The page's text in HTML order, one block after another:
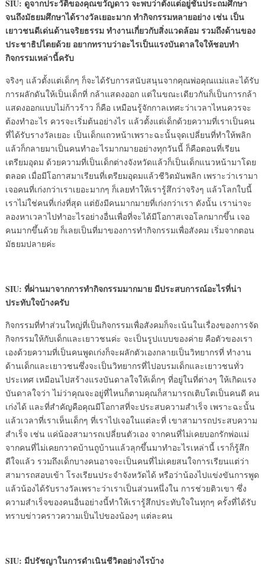
SIU: ดูจากประวัติของคุณขวัญดาว จะพบว่าตั้งแต่อยู่ชั้นประถมศึกษา
จนถึงมัธยมศึกษาได้รางวัลเยอะมาก ทำกิจกรรมหลายอย่าง เช่น เป็น
เยาวชนดีเด่นด้านจริยธรรม ทำงานเกี่ยวกับสิ่งแวดล้อม รวมถึงด้านของ
ประชาธิปไตยด้วย อยากทราบว่าอะไรเป็นแรงบันดาลใจให้ชอบทำ
กิจกรรมเหล่านี้ครับ
จริงๆ แล้วตั้งแต่เด็กๆ ก็จะได้รับการสนับสนุนจากคุณพ่อคุณแม่และได้รับ
การผลักดันให้เป็นเด็กที่ กล้าแสดงออก แต่ในขณะเดียวกันก็เป็นการกล้า
แสดงออกแบบไม่ก้าวร้าว ก็คือ เหมือนรู้จักกาลเทศะว่าเวลาไหนควรจะ
ต้องทำอะไร ควรจะเริ่มต้นอย่างไร แล้วตั้งแต่เด็กด้วยความที่เราเป็นคน
ที่ได้รับรางวัลเยอะ เป็นเด็กแถวหน้าเพราะฉะนั้นจุดเปลี่ยนที่ทำให้พลิก
แล้วก็กลายมาเป็นคนทำอะไรมากมายอย่างทุกวันนี้ ก็คือตอนที่เรียน
เตรียมอุดม ด้วยความที่เป็นเด็กต่างจังหวัดแล้วก็เป็นเด็กแนวหน้ามาโดย
ตลอด เมื่อมีโอกาสมาเรียนที่เตรียมอุดมแล้วชีวิตมันพลิก เพราะว่าเรามา
เจอคนที่เก่งกว่าเราเยอะมากๆ ก็เลยทำให้เรารู้สึกว่าจริงๆ แล้วโลกใบนี้
เราไม่ใช่คนที่เก่งที่สุด แต่ยังมีคนมากมายที่เก่งกว่าเรา ดังนั้น เราน่าจะ
ลองหาเวลาไปทำอะไรอย่างอื่นเพื่อที่จะได้มีโอกาสเจอโลกมากขึ้น เจอ
คนมากขึ้นด้วย ก็เลยเป็นที่มาของการทำกิจกรรมเพื่อสังคม เริ่มจากตอน
มัธยมปลายค่ะ
SIU: ที่ผ่านมาจากการทำกิจกรรมมากมาย มีประสบการณ์อะไรที่น่า
ประทับใจบ้างครับ
กิจกรรมที่ทำส่วนใหญ่ที่เป็นกิจกรรมเพื่อสังคมก็จะเน้นในเรื่องของการจัด
กิจกรรมให้กับเด็กและเยาวชนค่ะ จะเป็นรูปแบบของค่าย คือตัวของเรา
เองด้วยความที่เป็นคนพูดเก่งก็จะผลักตัวเองกลายเป็นวิทยากรที่ ทำงาน
ด้านเด็กและเยาวชนซึ่งจะเป็นวิทยากรที่ไปอบรมเด็กและเยาวชนทั่ว
ประเทศ เหมือนไปสร้างแรงบันดาลใจให้เด็กๆ ที่อยู่ในที่ต่างๆ ให้เกิดแรง
บันดาลใจว่า ไม่ว่าคุณจะอยู่ที่ไหนก็ตามคุณก็สามารถเติบโตเป็นคนดี คน
เก่งได้ และที่สำคัญคือคุณมีโอกาสที่จะประสบความสำเร็จ เพราะฉะนั้น
แล้วเวลาที่เราเห็นเด็กๆ ที่เราไปเจอในแต่ละที่ เขาสามารถประสบความ
สำเร็จ เช่น แค่น้องสามารถเปลี่ยนตัวเอง จากคนที่ไม่เคยบอกรักพ่อแม่
จากคนที่ไม่เคยกวาดบ้านถูบ้านแล้วลุกขึ้นมาทำอะไรเหล่านี้ เราก็รู้สึก
ดีใจแล้ว รวมถึงเด็กบางคนอาจจะเป็นคนที่ไม่เคยสนใจการเรียนแต่ว่า
สามารถสอบเข้า โรงเรียนประจำจังหวัดได้ หรือว่าน้องไปแข่งขันการพูด
แล้วน้องได้รับรางวัลเพราะว่าเราเป็นส่วนหนึ่งใน การช่วยติวเขา ซึ่ง
ความสำเร็จของคนอื่นอย่างนี้ทำให้เรารู้สึกประทับใจในทุกๆ ครั้งที่ได้รับ
ทราบข่าวคราวความเป็นไปของน้องๆ แต่ละคน
SIU: มีปรัชญาในการดำเนินชีวิตอย่างไรบ้าง